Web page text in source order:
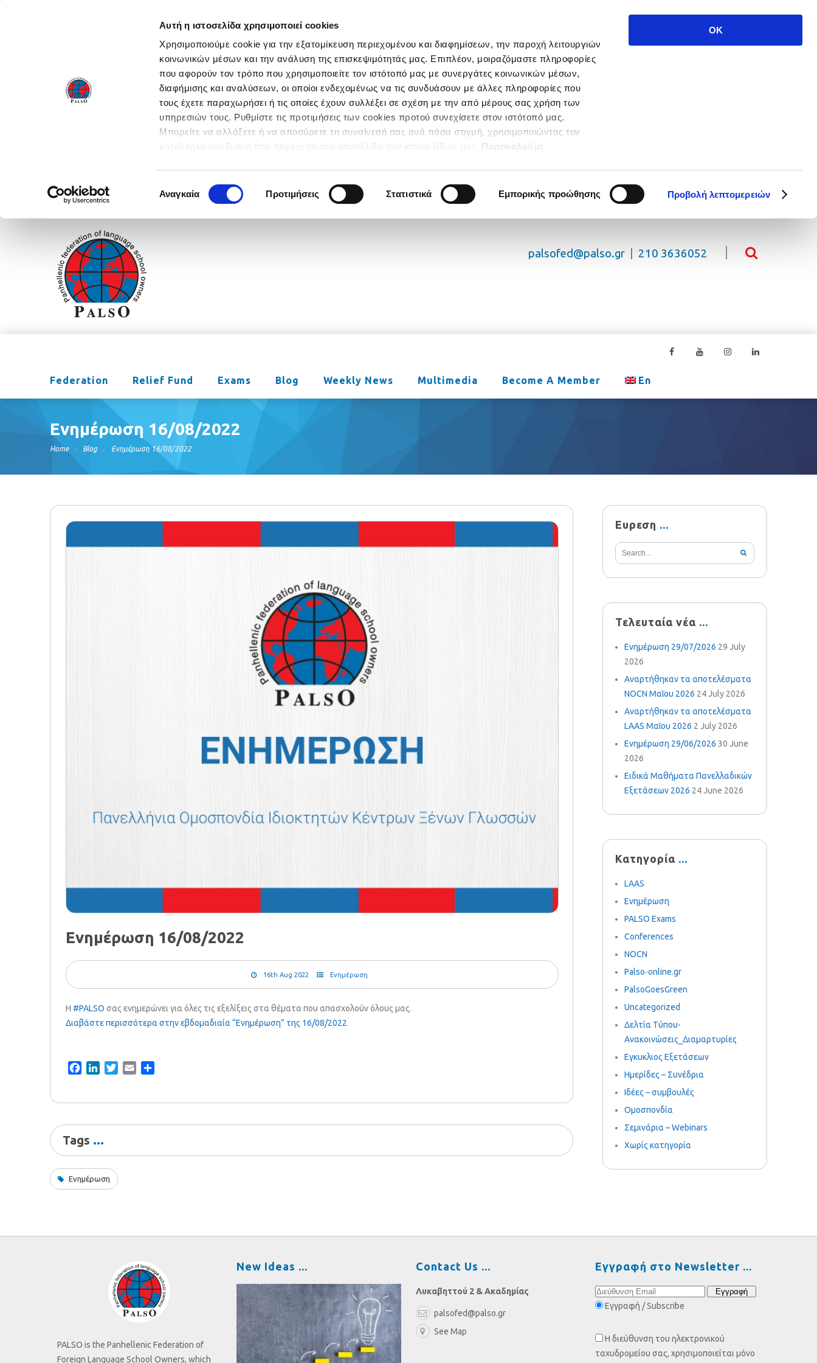
Αυτή η ιστοσελίδα χρησιμοποιεί cookies
Χρησιμοποιούμε cookie για την εξατομίκευση περιεχομένου και διαφημίσεων, την παροχή λειτουργιών
κοινωνικών μέσων και την ανάλυση της επισκεψιμότητάς μας. Επιπλέον, μοιραζόμαστε πληροφορίες
που αφορούν τον τρόπο που χρησιμοποιείτε τον ιστότοπό μας με συνεργάτες κοινωνικών μέσων,
διαφήμισης και αναλύσεων, οι οποίοι ενδεχομένως να τις συνδυάσουν με άλλες πληροφορίες που
τους έχετε παραχωρήσει ή τις οποίες έχουν συλλέξει σε σχέση με την από μέρους σας χρήση των
υπηρεσιών τους. Ρυθμίστε τις προτιμήσεις των cookies προτού συνεχίσετε στον ιστότοπό μας.
Μπορείτε να αλλάξετε ή να αποσύρετε τη συναίνεσή σας ανά πάσα στιγμή, χρησιμοποιώντας τον
κατάλληλο σύνδεσμο που παρέχεται στο υποσέλιδο των ιστοσελίδων μας. Παρακαλούμε
συγκατάθεσης
Αναγκαία Προτιμήσεις Στατιστικά Εμπορικής προώθησης Προβολή λεπτομερειών
OK
palsofed@palso.gr 210 3636052
Federation Relief Fund Exams Blog Weekly News Multimedia Become A Member En
Ενημέρωση 16/08/2022
Home Blog Ενημέρωση 16/08/2022
Ενημέρωση 16/08/2022
16th Aug 2022 Ενημέρωση
Η #PALSO σας ενημερώνει για όλες τις εξελίξεις στα θέματα που απασχολούν όλους μας.
Διαβάστε περισσότερα στην εβδομαδιαία “Ενημέρωση” της 16/08/2022
FacebookLinkedInTwitterEmail
Tags
Ενημέρωση
Ευρεση
Τελευταία νέα
Ενημέρωση 29/07/2026 29 July
2026
Αναρτήθηκαν τα αποτελέσματα
NOCN Μαΐου 2026 24 July 2026
Αναρτήθηκαν τα αποτελέσματα
LAAS Μαΐου 2026 2 July 2026
Ενημέρωση 29/06/2026 30 June
2026
Ειδικά Μαθήματα Πανελλαδικών
Εξετάσεων 2026 24 June 2026
Κατηγορία
LAAS
Ενημέρωση
PALSO Exams
Conferences
NOCN
Palso-online.gr
PalsoGoesGreen
Uncategorized
Δελτία Τύπου-
Ανακοινώσεις_Διαμαρτυρίες
Εγκυκλιος Εξετάσεων
Ημερίδες – Συνέδρια
Ιδέες – συμβουλές
Ομοσπονδία
Σεμινάρια – Webinars
Χωρίς κατηγορία
PALSO is the Panhellenic Federation of
Foreign Language School Owners, which
New Ideas Contact Us
Λυκαβηττού 2 & Ακαδημίας
palsofed@palso.gr
See Map
Εγγραφή στο Newsletter
Εγγραφή / Subscribe
Η διεύθυνση του ηλεκτρονικού
ταχυδρομείου σας, χρησιμοποιείται μόνο